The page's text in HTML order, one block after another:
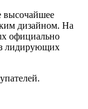
высочайшее
дизайном. На
официально
лидирующих